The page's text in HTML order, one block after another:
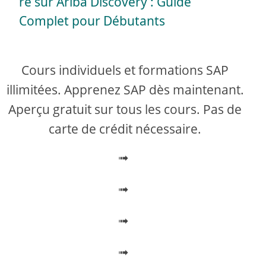
V
i
e
o
Complet pour Débutants
Cours individuels et formations SAP
illimitées. Apprenez SAP dès maintenant.
Aperçu gratuit sur tous les cours. Pas de
carte de crédit nécessaire.
➟
➟
➟
➟